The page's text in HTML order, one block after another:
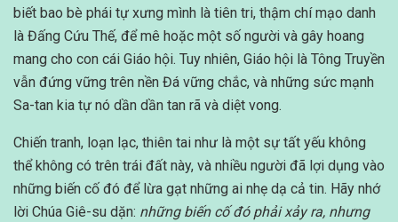
biết bao bè phái tự xưng mình là tiên tri, thậm chí mạo danh
là Đấng Cứu Thế, để mê hoặc một số người và gây hoang
mang cho con cái Giáo hội. Tuy nhiên, Giáo hội là Tông Truyền
vẫn đứng vững trên nền Đá vững chắc, và những sức mạnh
Sa-tan kia tự nó dần dần tan rã và diệt vong.
Chiến tranh, loạn lạc, thiên tai như là một sự tất yếu không
thể không có trên trái đất này, và nhiều người đã lợi dụng vào
những biến cố đó để lừa gạt những ai nhẹ dạ cả tin. Hãy nhớ
lời Chúa Giê-su dặn: những biến cố đó phải xảy ra, nhưng